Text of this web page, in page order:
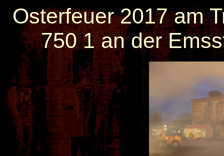
Osterfeuer 2017 am
750 1 an der